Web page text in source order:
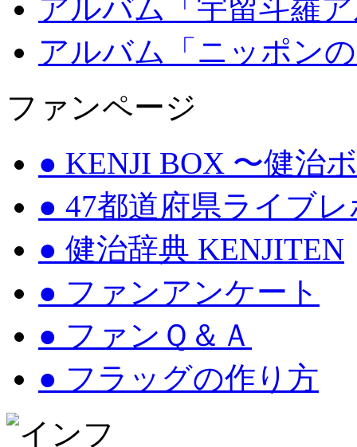
アルバム「宇留斗羅
アルバム「ニッポン
ファンページ
● KENJI BOX 〜健治
● 47都道府県ライブ
● 健治辞典 KENJITEN
● ファンアンケート
● ファンＱ＆Ａ
● フラッグの作り方